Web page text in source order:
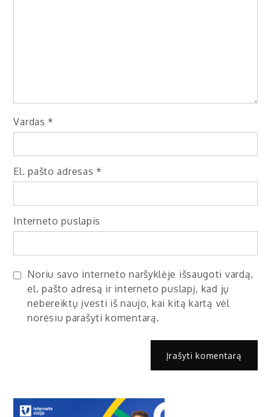
Vardas *
El. pašto adresas *
Interneto puslapis
Noriu savo interneto naršyklėje išsaugoti vardą,
el. pašto adresą ir interneto puslapį, kad jų
nebereiktų įvesti iš naujo, kai kitą kartą vėl
norėsiu parašyti komentarą.